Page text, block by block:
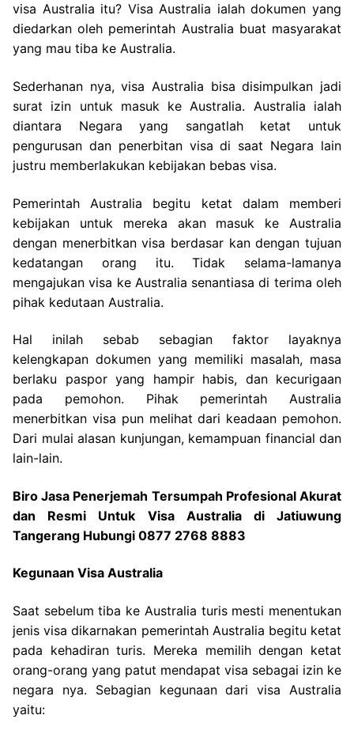
visa Australia itu? Visa Australia ialah dokumen yang
diedarkan oleh pemerintah Australia buat masyarakat
yang mau tiba ke Australia.
Sederhanan nya, visa Australia bisa disimpulkan jadi
surat izin untuk masuk ke Australia. Australia ialah
diantara Negara yang sangatlah ketat untuk
pengurusan dan penerbitan visa di saat Negara lain
justru memberlakukan kebijakan bebas visa.
Pemerintah Australia begitu ketat dalam memberi
kebijakan untuk mereka akan masuk ke Australia
dengan menerbitkan visa berdasar kan dengan tujuan
kedatangan orang itu. Tidak selama-lamanya
mengajukan visa ke Australia senantiasa di terima oleh
pihak kedutaan Australia.
Hal inilah sebab sebagian faktor layaknya
kelengkapan dokumen yang memiliki masalah, masa
berlaku paspor yang hampir habis, dan kecurigaan
pada pemohon. Pihak pemerintah Australia
menerbitkan visa pun melihat dari keadaan pemohon.
Dari mulai alasan kunjungan, kemampuan financial dan
lain-lain.
Biro Jasa Penerjemah Tersumpah Profesional Akurat
dan Resmi Untuk Visa Australia di Jatiuwung
Tangerang Hubungi 0877 2768 8883
Kegunaan Visa Australia
Saat sebelum tiba ke Australia turis mesti menentukan
jenis visa dikarnakan pemerintah Australia begitu ketat
pada kehadiran turis. Mereka memilih dengan ketat
orang-orang yang patut mendapat visa sebagai izin ke
negara nya. Sebagian kegunaan dari visa Australia
yaitu: